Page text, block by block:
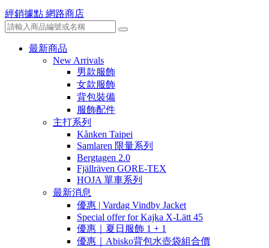
經銷據點 網路商店
最新商品
New Arrivals
男款服飾
女款服飾
背包裝備
服飾配件
主打系列
Kånken Taipei
Samlaren 限量系列
Bergtagen 2.0
Fjällräven GORE-TEX
HOJA 單車系列
最新消息
優惠 | Vardag Vindby Jacket
Special offer for Kajka X-Lätt 45
優惠｜夏日服飾 1 + 1
優惠｜Abisko背包水壺袋組合價